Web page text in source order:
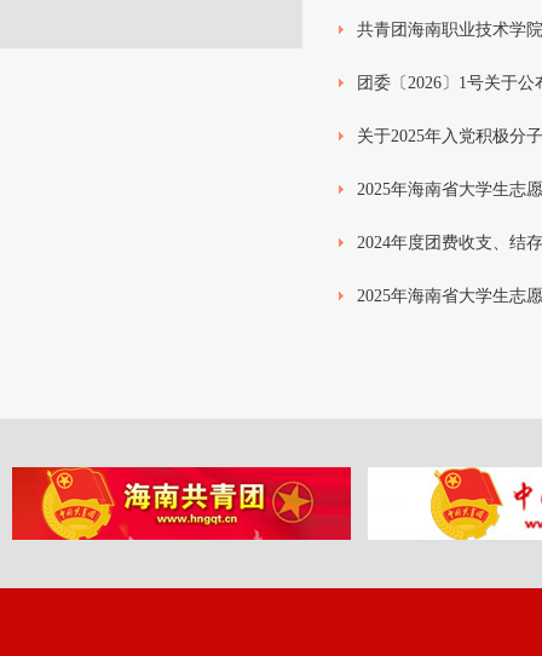
共青团海南职业技术学
团委〔2026〕1号关于
关于2025年入党积极分
2025年海南省大学生志
2024年度团费收支、结
2025年海南省大学生志